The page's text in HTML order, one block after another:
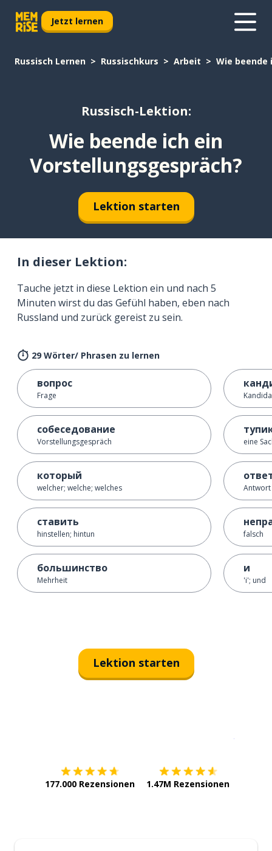
Jetzt lernen
Russisch Lernen Russischkurs Arbeit Wie beende
Russisch-Lektion:
Wie beende ich ein
Vorstellungsgespräch?
Lektion starten
In dieser Lektion:
Tauche jetzt in diese Lektion ein und nach 5
Minuten wirst du das Gefühl haben, eben nach
Russland und zurück gereist zu sein.
29 Wörter/ Phrasen zu lernen
вопрос
Frage
собеседование
Vorstellungsgespräch
который
welcher; welche; welches
ставить
hinstellen; hintun
большинство
Mehrheit
eine
Antwort
falsch
и
'i'; und
Lektion starten
177.000 Rezensionen 1.47M Rezensionen